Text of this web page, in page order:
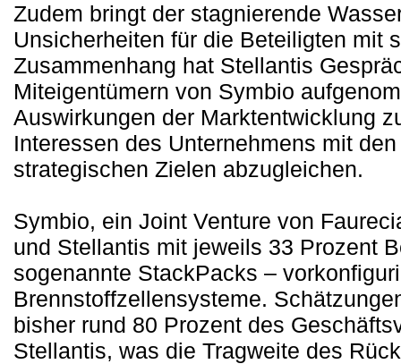
Zudem bringt der stagnierende
Unsicherheiten für die Beteiligten mit
Zusammenhang hat Stellantis
Miteigentümern von Symbio
Auswirkungen der Marktentwicklung
Interessen des Unternehmens mit
strategischen Zielen abzugleichen.
Symbio, ein Joint Venture von
und Stellantis mit jeweils 33 Prozent
sogenannte StackPacks –
Brennstoffzellensysteme.
bisher rund 80 Prozent des
Stellantis, was die Tragweite des